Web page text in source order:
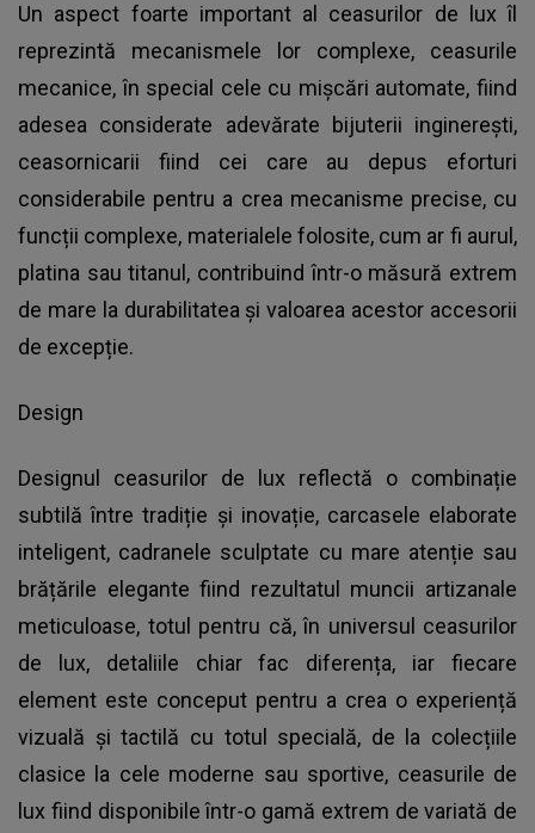
Un aspect foarte important al ceasurilor de lux îl
reprezintă mecanismele lor complexe, ceasurile
mecanice, în special cele cu mișcări automate, fiind
adesea considerate adevărate bijuterii inginerești,
ceasornicarii fiind cei care au depus eforturi
considerabile pentru a crea mecanisme precise, cu
funcții complexe, materialele folosite, cum ar fi aurul,
platina sau titanul, contribuind într-o măsură extrem
de mare la durabilitatea și valoarea acestor accesorii
de excepție.
Design
Designul ceasurilor de lux reflectă o combinație
subtilă între tradiție și inovație, carcasele elaborate
inteligent, cadranele sculptate cu mare atenție sau
brățările elegante fiind rezultatul muncii artizanale
meticuloase, totul pentru că, în universul ceasurilor
de lux, detaliile chiar fac diferența, iar fiecare
element este conceput pentru a crea o experiență
vizuală și tactilă cu totul specială, de la colecțiile
clasice la cele moderne sau sportive, ceasurile de
lux fiind disponibile într-o gamă extrem de variată de